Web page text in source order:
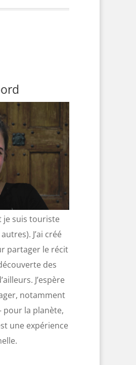
je suis touriste
J’ai créé
partager le récit
des
J’espère
notamment
pour la planète,
une expérience